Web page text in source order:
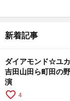
新着記事
ダイアモンド☆ユ
吉田山田ら町田の
演
favorite_border 4